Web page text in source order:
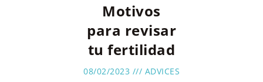
Motivos
para revisar
tu fertilidad
08/02/2023 /// ADVICES